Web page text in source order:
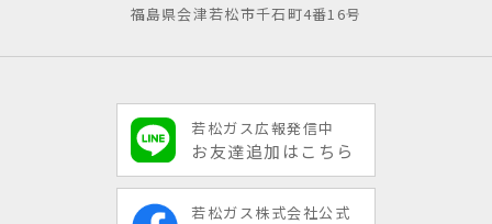
福島県会津若松市千石町4番16号
若松ガス広報発信中
お友達追加はこちら
若松ガス株式会社公式